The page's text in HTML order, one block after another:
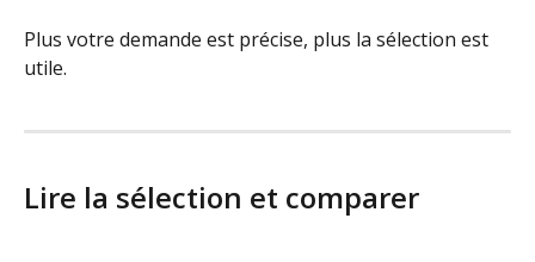
Plus votre demande est précise, plus la sélection est
utile.
Lire la sélection et comparer